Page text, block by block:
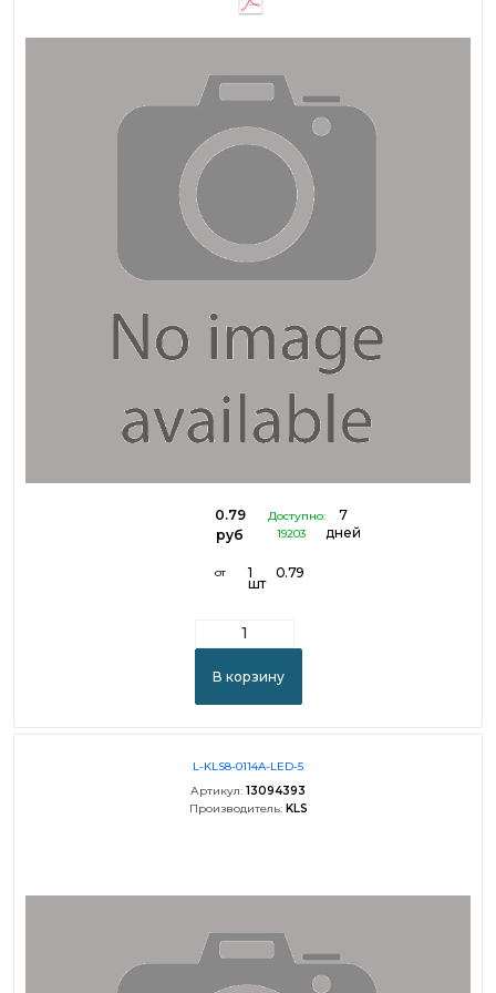
0.79
руб
Доступно:
19203
7
дней
от 1
шт
0.79
В корзину
L-KLS8-0114A-LED-5
Артикул: 13094393
Производитель: KLS